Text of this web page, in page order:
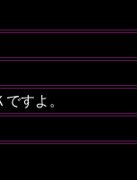
すよ。